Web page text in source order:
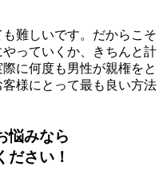
難しいです。 だからこそ
っていくか
きちんと計
際に何度も男性が親権をと
客様にとって最も良い方法
悩みなら
ださい！